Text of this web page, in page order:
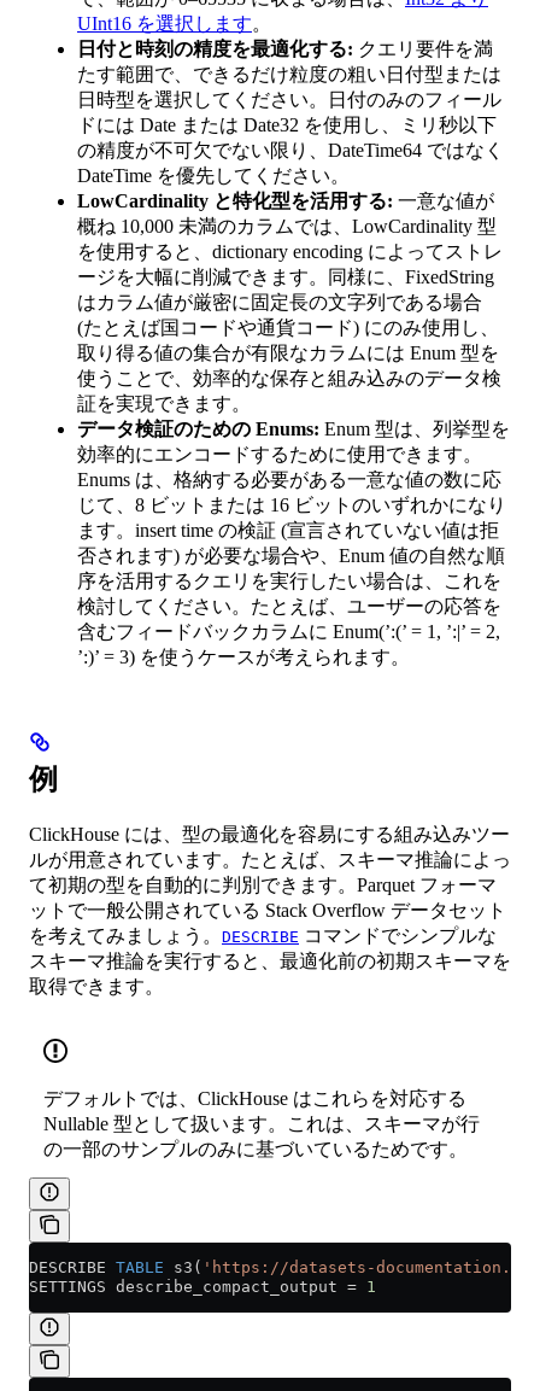
UInt16 を選択します。
日付と時刻の精度を最適化する: クエリ要件を満
たす範囲で、できるだけ粒度の粗い日付型または
日時型を選択してください。日付のみのフィール
ドには Date または Date32 を使用し、ミリ秒以下
の精度が不可欠でない限り、DateTime64 ではなく
DateTime を優先してください。
LowCardinality と特化型を活用する: 一意な値が
概ね 10,000 未満のカラムでは、LowCardinality 型
を使用すると、dictionary encoding によってストレ
ージを大幅に削減できます。同様に、FixedString
はカラム値が厳密に固定長の文字列である場合
(たとえば国コードや通貨コード) にのみ使用し、
取り得る値の集合が有限なカラムには Enum 型を
使うことで、効率的な保存と組み込みのデータ検
証を実現できます。
データ検証のための Enums: Enum 型は、列挙型を
効率的にエンコードするために使用できます。
Enums は、格納する必要がある一意な値の数に応
じて、8 ビットまたは 16 ビットのいずれかになり
ます。insert time の検証 (宣言されていない値は拒
否されます) が必要な場合や、Enum 値の自然な順
序を活用するクエリを実行したい場合は、これを
検討してください。たとえば、ユーザーの応答を
含むフィードバックカラムに Enum(’:(’ = 1, ’:|’ = 2,
’:)’ = 3) を使うケースが考えられます。
例
ClickHouse には、型の最適化を容易にする組み込みツー
ルが用意されています。たとえば、スキーマ推論によっ
て初期の型を自動的に判別できます。Parquet フォーマ
ットで一般公開されている Stack Overflow データセット
を考えてみましょう。 DESCRIBE コマンドでシンプルな
スキーマ推論を実行すると、最適化前の初期スキーマを
取得できます。
デフォルトでは、ClickHouse はこれらを対応する
Nullable 型として扱います。これは、スキーマが行
の一部のサンプルのみに基づいているためです。
DESCRIBE TABLE s3( 'https://datasets-
SETTINGS describe_compact_output = 1